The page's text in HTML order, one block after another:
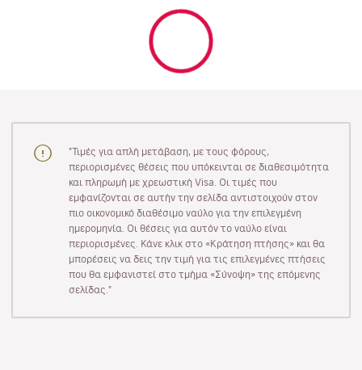
"Τιμές για απλή μετάβαση, με τους φόρους,
περιορισμένες θέσεις που υπόκεινται σε διαθεσιμότητα
και πληρωμή με χρεωστική Visa. Οι τιμές που
εμφανίζονται σε αυτήν την σελίδα αντιστοιχούν στον
πιο οικονομικό διαθέσιμο ναύλο για την επιλεγμένη
ημερομηνία. Οι θέσεις για αυτόν το ναύλο είναι
περιορισμένες. Κάνε κλικ στο «Κράτηση πτήσης» και θα
μπορέσεις να δεις την τιμή για τις επιλεγμένες πτήσεις
που θα εμφανιστεί στο τμήμα «Σύνοψη» της επόμενης
σελίδας."